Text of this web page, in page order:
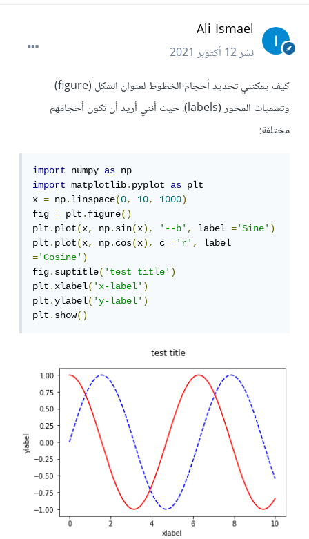
Ali Ismael
نشر12 أكتوبر 2021
كيف يمكنني تحديد أحجام الخطوط لعنوان الشكل (figure)
وتسميات المحور (labels). حيث أنني أريد أن تكون أحجامهم
مختلفة:
import numpy as
import matplotlib.pyplot as plt
x = np.linspace(0, 10, 1000)
fig = plt.figure()
plt.plot(x, np.sin(x), '--b', label ='Sine')
plt.plot(x, np.cos(x), c ='r',
='Cosine')
fig.suptitle('test title')
plt.xlabel('x-label')
plt.ylabel('y-label')
plt.show()